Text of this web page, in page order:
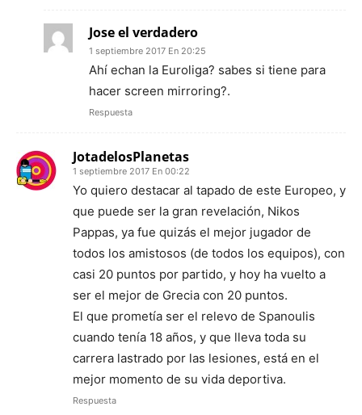
Jose el verdadero
1 septiembre 2017 En 20:25
Ahí echan la Euroliga? sabes si tiene para
hacer screen mirroring?.
Respuesta
JotadelosPlanetas
1 septiembre 2017 En 00:22
Yo quiero destacar al tapado de este Europeo, y
que puede ser la gran revelación, Nikos
Pappas, ya fue quizás el mejor jugador de
todos los amistosos (de todos los equipos), con
casi 20 puntos por partido, y hoy ha vuelto a
ser el mejor de Grecia con 20 puntos.
El que prometía ser el relevo de Spanoulis
cuando tenía 18 años, y que lleva toda su
carrera lastrado por las lesiones, está en el
mejor momento de su vida deportiva.
Respuesta